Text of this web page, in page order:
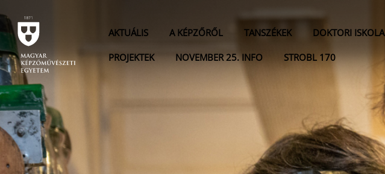
AKTUÁLIS A KÉPZŐRŐL TANSZÉKEK DOKTORI ISKOLA
PROJEKTEK
NOVEMBER 25. INFO STROBL 170